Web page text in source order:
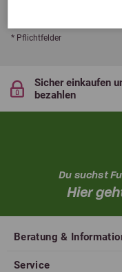
* Pflichtfelder
Sicher einkaufen
bezahlen
Du suchst
Hier
Beratung &
Service